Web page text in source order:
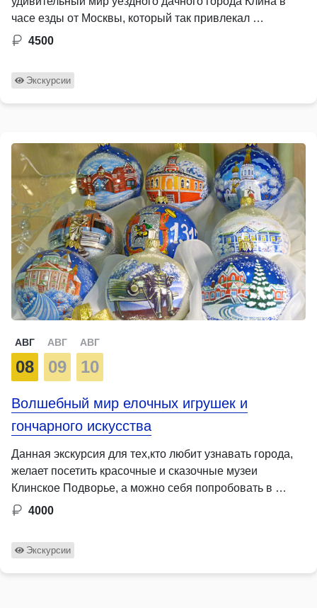
часе езды от Москвы, который так привлекал …
4500
Экскурсии
АВГ
08
АВГ
09
АВГ
10
Волшебный мир елочных игрушек и
гончарного искусства
Данная экскурсия для тех,кто любит узнавать города,
желает посетить красочные и сказочные музеи
Клинское Подворье, а можно себя попробовать в …
4000
Экскурсии